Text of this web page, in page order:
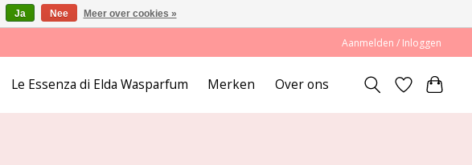
Aanmelden / Inloggen
Le Essenza di Elda Wasparfum Merken Over ons
Ja Nee Meer over cookies »